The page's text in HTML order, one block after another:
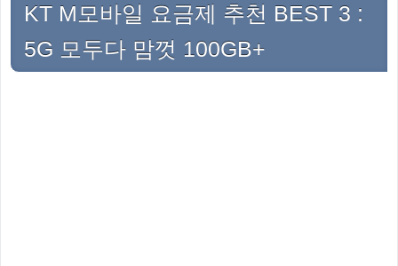
KT M모바일 요금제 추천 BEST 3 :
5G 모두다 맘껏 100GB+